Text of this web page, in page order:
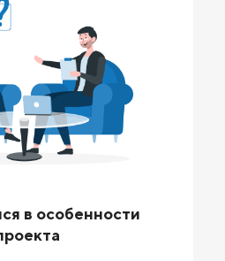
в особенности